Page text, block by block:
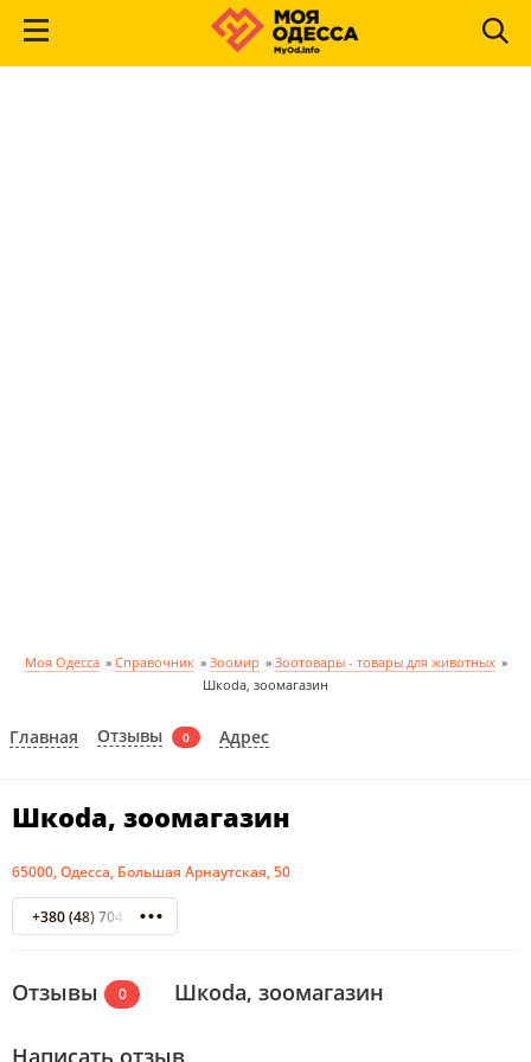
Моя Одесса » Справочник » Зоомир » Зоотовары - товары для животных »
Шкоdа, зоомагазин
Главная Отзывы 0 Адрес
Шкоdа, зоомагазин
65000, Одесса, Большая Арнаутская, 50
+380 (48) 704-27-32
Отзывы 0 Шкоdа, зоомагазин